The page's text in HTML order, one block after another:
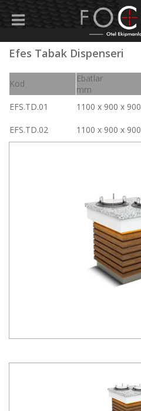
Efes Tabak Dispenseri
Kod
Ebatlar
mm
EFS.TD.01 1100 x 900 x 900
EFS.TD.02
1100 x 900 x 900